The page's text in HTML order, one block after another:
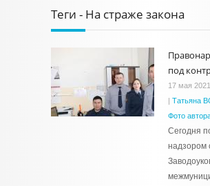
Теги - На страже закона
под
17 мая
| Татьяна
Фото
Сегодня
надзором